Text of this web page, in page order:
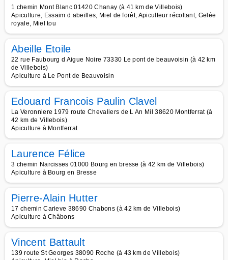
1 chemin Mont Blanc 01420 Chanay (à 41 km de Villebois)
Apiculture, Essaim d abeilles, Miel de forêt, Apiculteur récoltant, Gelée
royale, Miel tou
Abeille Etoile
22 rue Faubourg d Aigue Noire 73330 Le pont de beauvoisin (à 42 km
de Villebois)
Apiculture à Le Pont de Beauvoisin
Edouard Francois Paulin Clavel
La Veronniere 1979 route Chevaliers de L An Mil 38620 Montferrat (à
42 km de Villebois)
Apiculture à Montferrat
Laurence Félice
3 chemin Narcisses 01000 Bourg en bresse (à 42 km de Villebois)
Apiculture à Bourg en Bresse
Pierre-Alain Hutter
17 chemin Carieve 38690 Chabons (à 42 km de Villebois)
Apiculture à Châbons
Vincent Battault
139 route St Georges 38090 Roche (à 43 km de Villebois)